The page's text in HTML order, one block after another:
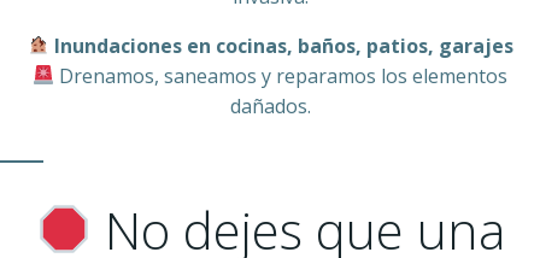
Inundaciones en cocinas, baños, patios, garajes
Drenamos, saneamos y reparamos los elementos
dañados.
No dejes que una